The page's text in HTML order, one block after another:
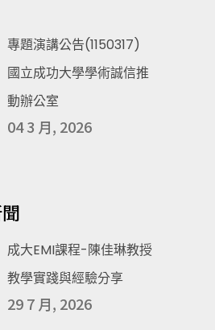
專題演講公告(1150317)
國立成功大學學術誠信推
動辦公室
04 3 月, 2026
成大EMI課程-陳佳琳教授
教學實踐與經驗分享
29 7 月, 2026